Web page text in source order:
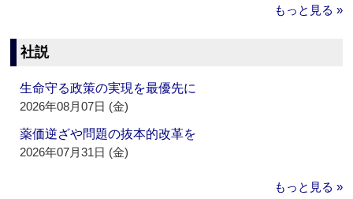
もっと見る »
社説
生命守る政策の実現を最優先に
2026年08月07日 (金)
薬価逆ざや問題の抜本的改革を
2026年07月31日 (金)
もっと見る »